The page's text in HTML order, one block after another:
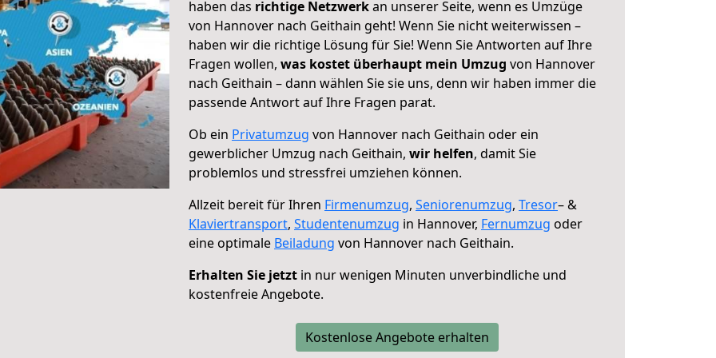
haben das richtige Netzwerkan unserer Seite, wenn es Umzüge
von Hannover nach Geithain geht! Wenn Sie nicht weiterwissen –
haben wir die richtige Lösung für Sie! Wenn Sie Antworten auf Ihre
Fragen wollen, was kostet überhaupt mein Umzug von Hannover
nach Geithain – dann wählen Sie sie uns, denn wir haben immer die
passende Antwort auf Ihre Fragen parat.
Ob ein Privatumzug von Hannover nach Geithain oder ein
gewerblicher Umzug nach Geithain, wir helfen, damit Sie
problemlos und stressfrei umziehen können.
Allzeit bereit für Ihren Firmenumzug, Seniorenumzug, Tresor– &
Klaviertransport, Studentenumzug in Hannover, Fernumzug oder
eine optimale Beiladung von Hannover nach Geithain.
Erhalten Sie jetzt in nur wenigen Minuten unverbindliche und
kostenfreie Angebote.
Kostenlose Angebote erhalten